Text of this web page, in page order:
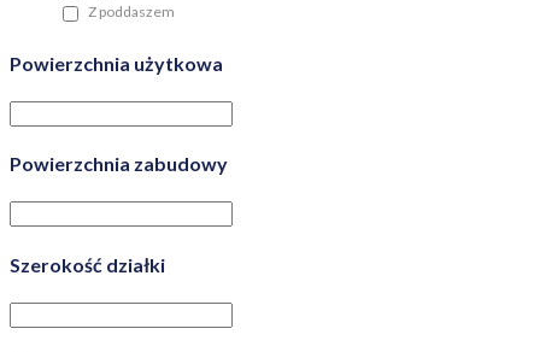
Z poddaszem
Powierzchnia użytkowa
Powierzchnia zabudowy
Szerokość działki